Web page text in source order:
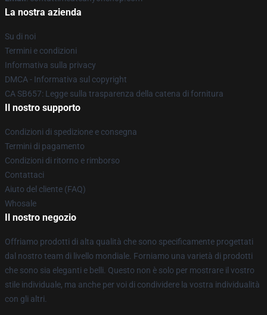
La nostra azienda
Su di noi
Termini e condizioni
Informativa sulla privacy
DMCA - Informativa sul copyright
CA SB657: Legge sulla trasparenza della catena di fornitura
Il nostro supporto
Condizioni di spedizione e consegna
Termini di pagamento
Condizioni di ritorno e rimborso
Contattaci
Aiuto del cliente (FAQ)
Whosale
Il nostro negozio
Offriamo prodotti di alta qualità che sono specificamente progettati
dal nostro team di livello mondiale. Forniamo una varietà di prodotti
che sono sia eleganti e belli. Questo non è solo per mostrare il vostro
stile individuale, ma anche per voi di condividere la vostra individualità
con gli altri.